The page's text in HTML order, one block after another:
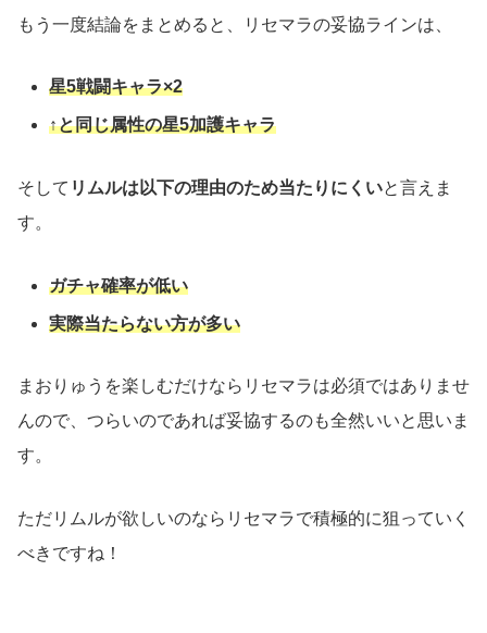
もう一度結論をまとめると、リセマラの妥協ラインは、
星5戦闘キャラ×2
↑と同じ属性の星5加護キャラ
そして リムルは以下の理由のため当たりにくいと言えま
す。
ガチャ確率が低い
実際当たらない方が多い
まおりゅうを楽しむだけならリセマラは必須ではありませ
んので、つらいのであれば妥協するのも全然いいと思いま
す。
ただリムルが欲しいのならリセマラで積極的に狙っていく
べきですね！